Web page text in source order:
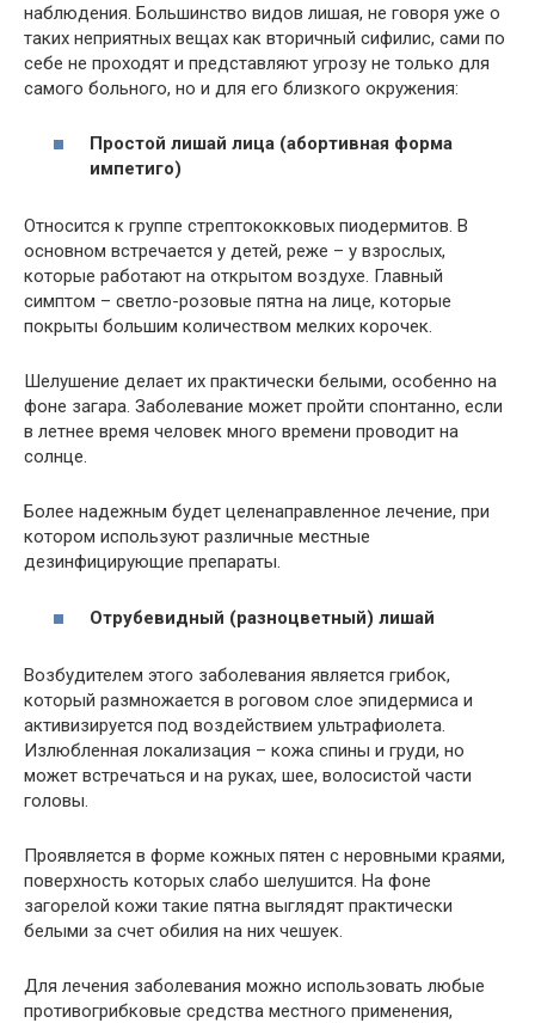
наблюдения. Большинство видов лишая, не говоря уже о
таких неприятных вещах как вторичный сифилис, сами по
себе не проходят и представляют угрозу не только для
самого больного, но и для его близкого окружения:
Простой лишай лица (абортивная форма
импетиго)
Относится к группе стрептококковых пиодермитов. В
основном встречается у детей, реже – у взрослых,
которые работают на открытом воздухе. Главный
симптом – светло-розовые пятна на лице, которые
покрыты большим количеством мелких корочек.
Шелушение делает их практически белыми, особенно на
фоне загара. Заболевание может пройти спонтанно, если
в летнее время человек много времени проводит на
солнце.
Более надежным будет целенаправленное лечение, при
котором используют различные местные
дезинфицирующие препараты.
Отрубевидный (разноцветный) лишай
Возбудителем этого заболевания является грибок,
который размножается в роговом слое эпидермиса и
активизируется под воздействием ультрафиолета.
Излюбленная локализация – кожа спины и груди, но
может встречаться и на руках, шее, волосистой части
головы.
Проявляется в форме кожных пятен с неровными краями,
поверхность которых слабо шелушится. На фоне
загорелой кожи такие пятна выглядят практически
белыми за счет обилия на них чешуек.
Для лечения заболевания можно использовать любые
противогрибковые средства местного применения,